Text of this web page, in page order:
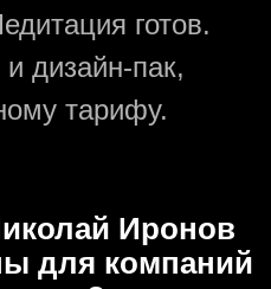
готов.
дизайн-пак,
тарифу.
Иронов
для компаний